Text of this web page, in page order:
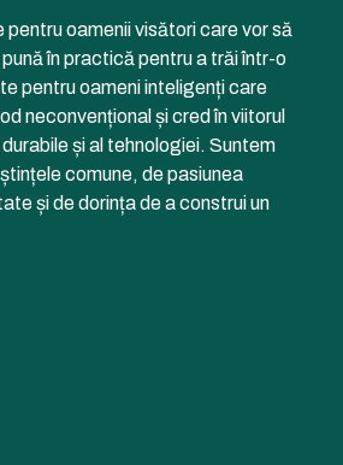
oamenii visători care vor să
pună în practică pentru a trăi într-o
pentru oameni inteligenți care
neconvențional și cred în viitorul
și al tehnologiei. Suntem
comune, de pasiunea
și de dorința de a construi un